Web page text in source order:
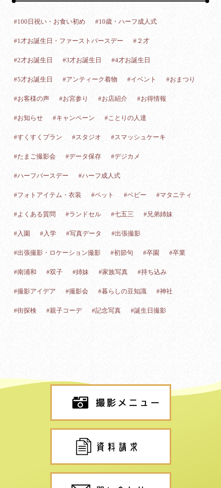
#100日祝い・お食い初め #10歳・ハーフ成人式
#1才お誕生日・ファーストバースデー #２才
#2才お誕生日 #3才お誕生日 #4才お誕生日
#5才お誕生日 #アンティーク着物 #イベント #おまつり
#お客様の声 #お宮参り #お店紹介 #お得情報
#お知らせ #キャンペーン #ことりの人達
#すくすくプラン #スタジオ #スマッシュケーキ
#たまご撮影会 #データ保存 #デジカメ
#ハーフバースデー #ハーフ成人式
#フォトアイテム・衣装 #ペット #ベビー #マタニティ
#よくある質問 #ランドセル #七五三 #兄弟姉妹
#入園 #入学 #写真データ #出張撮影
#出張撮影・ロケーション撮影 #初節句 #卒園 #卒業
#南浦和 #双子 #姉妹 #家族写真 #持ち込み
#撮影アイデア #撮影会 #暮らしの豆知識 #神社
#街探検 #親子コーデ #記念写真 #誕生日撮影